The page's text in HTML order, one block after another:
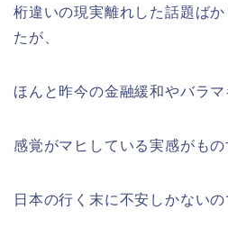
桁違いの現実離れした話題ば
たが、
ほんと昨今の金融緩和やバラマ
感覚がマヒしている実感がもの
日本の行く末に不安しかないの